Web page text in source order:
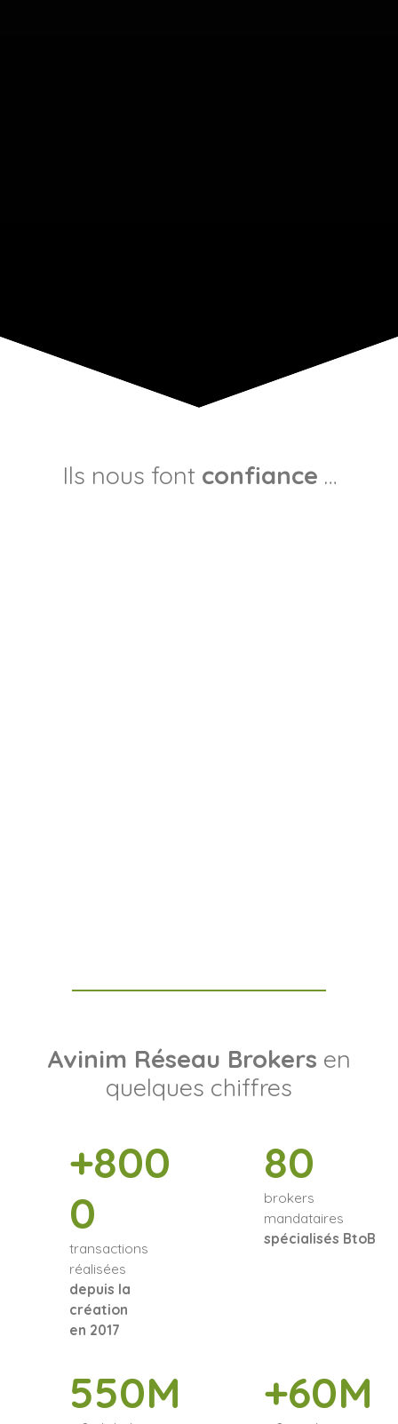
Ils nous font confiance …
Avinim Réseau Brokers en
quelques chiffres
+800
0
transactions
réalisées
depuis la
création
en 2017
80
brokers
mandataires
spécialisés BtoB
550M +60M